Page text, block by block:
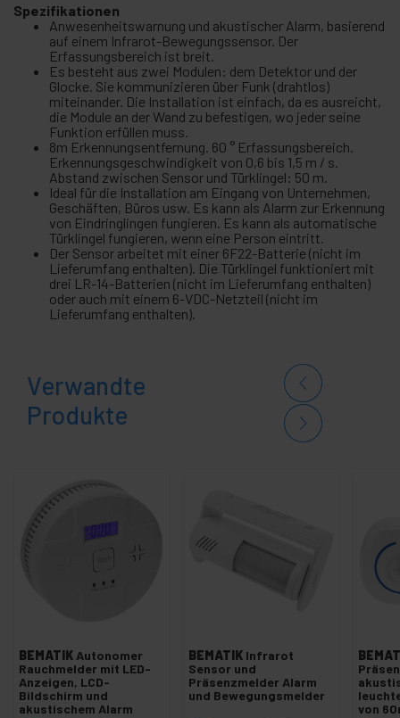
Spezifikationen
Anwesenheitswarnung und akustischer Alarm, basierend
auf einem Infrarot-Bewegungssensor. Der
Erfassungsbereich ist breit.
Es besteht aus zwei Modulen: dem Detektor und der
Glocke. Sie kommunizieren über Funk (drahtlos)
miteinander. Die Installation ist einfach, da es ausreicht,
die Module an der Wand zu befestigen, wo jeder seine
Funktion erfüllen muss.
8m Erkennungsentfernung. 60 ° Erfassungsbereich.
Erkennungsgeschwindigkeit von 0,6 bis 1,5 m / s.
Abstand zwischen Sensor und Türklingel: 50 m.
Ideal für die Installation am Eingang von Unternehmen,
Geschäften, Büros usw. Es kann als Alarm zur Erkennung
von Eindringlingen fungieren. Es kann als automatische
Türklingel fungieren, wenn eine Person eintritt.
Der Sensor arbeitet mit einer 6F22-Batterie (nicht im
Lieferumfang enthalten). Die Türklingel funktioniert mit
drei LR-14-Batterien (nicht im Lieferumfang enthalten)
oder auch mit einem 6-VDC-Netzteil (nicht im
Lieferumfang enthalten).
Verwandte
Produkte
BEMATIK Autonomer
Rauchmelder mit LED-
Anzeigen, LCD-
Bildschirm und
akustischem Alarm
BEMATIK Infrarot
Sensor und
Präsenzmelder Alarm
und Bewegungsmelder
von